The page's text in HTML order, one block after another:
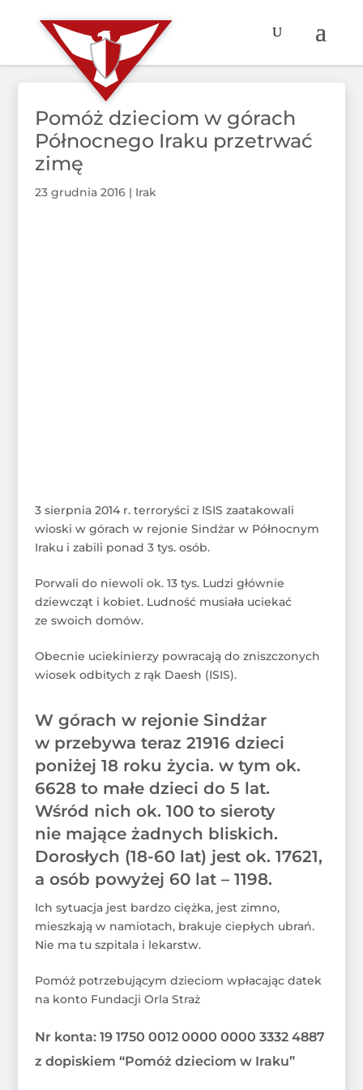
Pomóż dzieciom w górach
Północnego Iraku przetrwać
zimę
23 grudnia 2016| Irak
3 sierpnia 2014 r. terroryści z ISIS zaatakowali
wioski w górach w rejonie Sindżar w Północnym
Iraku i zabili ponad 3 tys. osób.
Porwali do niewoli ok. 13 tys. Ludzi głównie
dziewcząt i kobiet. Ludność musiała uciekać
ze swoich domów.
Obecnie uciekinierzy powracają do zniszczonych
wiosek odbitych z rąk Daesh (ISIS).
W górach w rejonie Sindżar
w przebywa teraz 21916 dzieci
poniżej 18 roku życia. w tym ok.
6628 to małe dzieci do 5 lat.
Wśród nich ok. 100 to sieroty
nie mające żadnych bliskich.
Dorosłych (18-60 lat) jest ok. 17621,
a osób powyżej 60 lat – 1198.
Ich sytuacja jest bardzo ciężka, jest zimno,
mieszkają w namiotach, brakuje ciepłych ubrań.
Nie ma tu szpitala i lekarstw.
Pomóż potrzebującym dzieciom wpłacając datek
na konto Fundacji Orla Straż
Nr konta: 19 1750 0012 0000 0000 3332 4887
z dopiskiem “Pomóż dzieciom w Iraku”